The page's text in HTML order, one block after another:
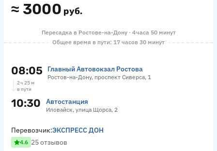
≈ 3000 руб.
Пересадка в Ростове-на-Дону · 4 часа 50 минут
Общее время в пути: 17 часов 30 минут
08:05 Главный Автовокзал Ростова
Ростов-на-Дону, проспект Сиверса, 1
2 ч 25 м
в пути
10:30 Автостанция
Иловайск, улица Щорса, 2
Перевозчик:ЭКСПРЕСС ДОН
4.6 25 отзывов